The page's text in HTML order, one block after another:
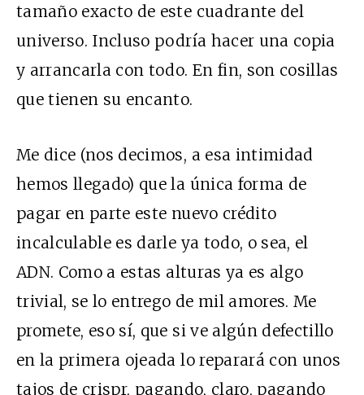
tamaño exacto de este cuadrante del
universo. Incluso podría hacer una copia
y arrancarla con todo. En fin, son cosillas
que tienen su encanto.
Me dice (nos decimos, a esa intimidad
hemos llegado) que la única forma de
pagar en parte este nuevo crédito
incalculable es darle ya todo, o sea, el
ADN. Como a estas alturas ya es algo
trivial, se lo entrego de mil amores. Me
promete, eso sí, que si ve algún defectillo
en la primera ojeada lo reparará con unos
tajos de crispr, pagando, claro, pagando